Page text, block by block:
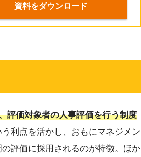
資料をダウンロード
評価対象者の人事評価を行う制度
利点を活かし、おもにマネジメン
評価に採用されるのが特徴。ほか